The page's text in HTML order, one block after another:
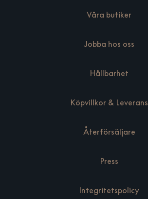
Våra butiker
Jobba hos oss
Hållbarhet
Köpvillkor & Leverans
Återförsäljare
Press
Integritetspolicy